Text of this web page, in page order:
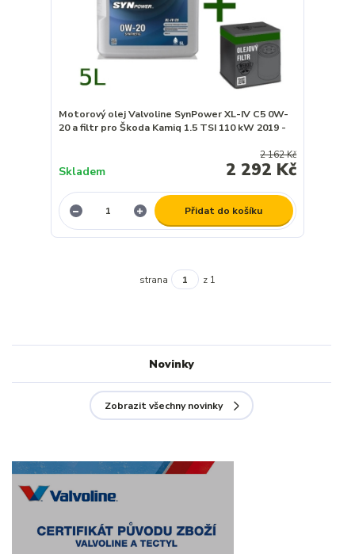
Motorový olej Valvoline SynPower XL-IV C5 0W-
20 a filtr pro Škoda Kamiq 1.5 TSI 110 kW 2019 -
2 162 Kč
2 292 Kč
Skladem
Přidat do košíku
strana z 1
Novinky
Zobrazit všechny novinky